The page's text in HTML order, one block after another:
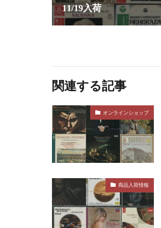
11/19入荷
関連する記事
オンラインショップ
商品入荷情報